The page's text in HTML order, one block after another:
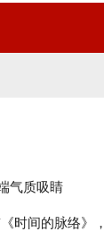
气质吸睛
时间的脉络》